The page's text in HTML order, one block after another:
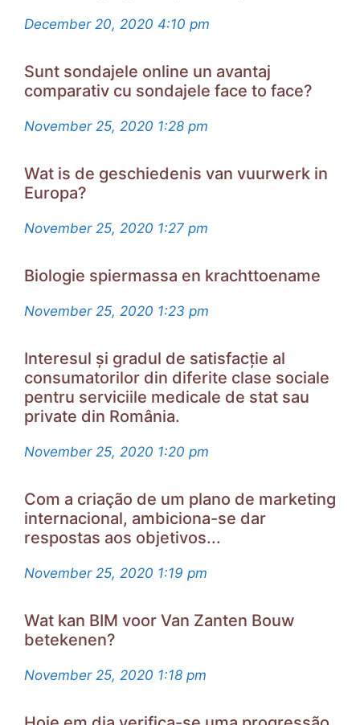
December 20, 2020 4:10 pm
Sunt sondajele online un avantaj
comparativ cu sondajele face to face?
November 25, 2020 1:28 pm
Wat is de geschiedenis van vuurwerk in
Europa?
November 25, 2020 1:27 pm
Biologie spiermassa en krachttoename
November 25, 2020 1:23 pm
Interesul și gradul de satisfacție al
consumatorilor din diferite clase sociale
pentru serviciile medicale de stat sau
private din România.
November 25, 2020 1:20 pm
Com a criação de um plano de marketing
internacional, ambiciona-se dar
respostas aos objetivos...
November 25, 2020 1:19 pm
Wat kan BIM voor Van Zanten Bouw
betekenen?
November 25, 2020 1:18 pm